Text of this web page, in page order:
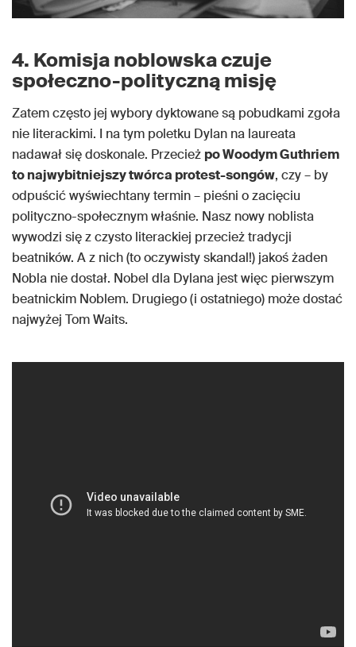
4. Komisja noblowska czuje
społeczno-polityczną misję
Zatem często jej wybory dyktowane są pobudkami zgoła
nie literackimi. I na tym poletku Dylan na laureata
nadawał się doskonale. Przecież po Woodym Guthriem
to najwybitniejszy twórca protest-songów, czy – by
odpuścić wyświechtany termin – pieśni o zacięciu
polityczno-społecznym właśnie. Nasz nowy noblista
wywodzi się z czysto literackiej przecież tradycji
beatników. A z nich (to oczywisty skandal!) jakoś żaden
Nobla nie dostał. Nobel dla Dylana jest więc pierwszym
beatnickim Noblem. Drugiego (i ostatniego) może dostać
najwyżej Tom Waits.